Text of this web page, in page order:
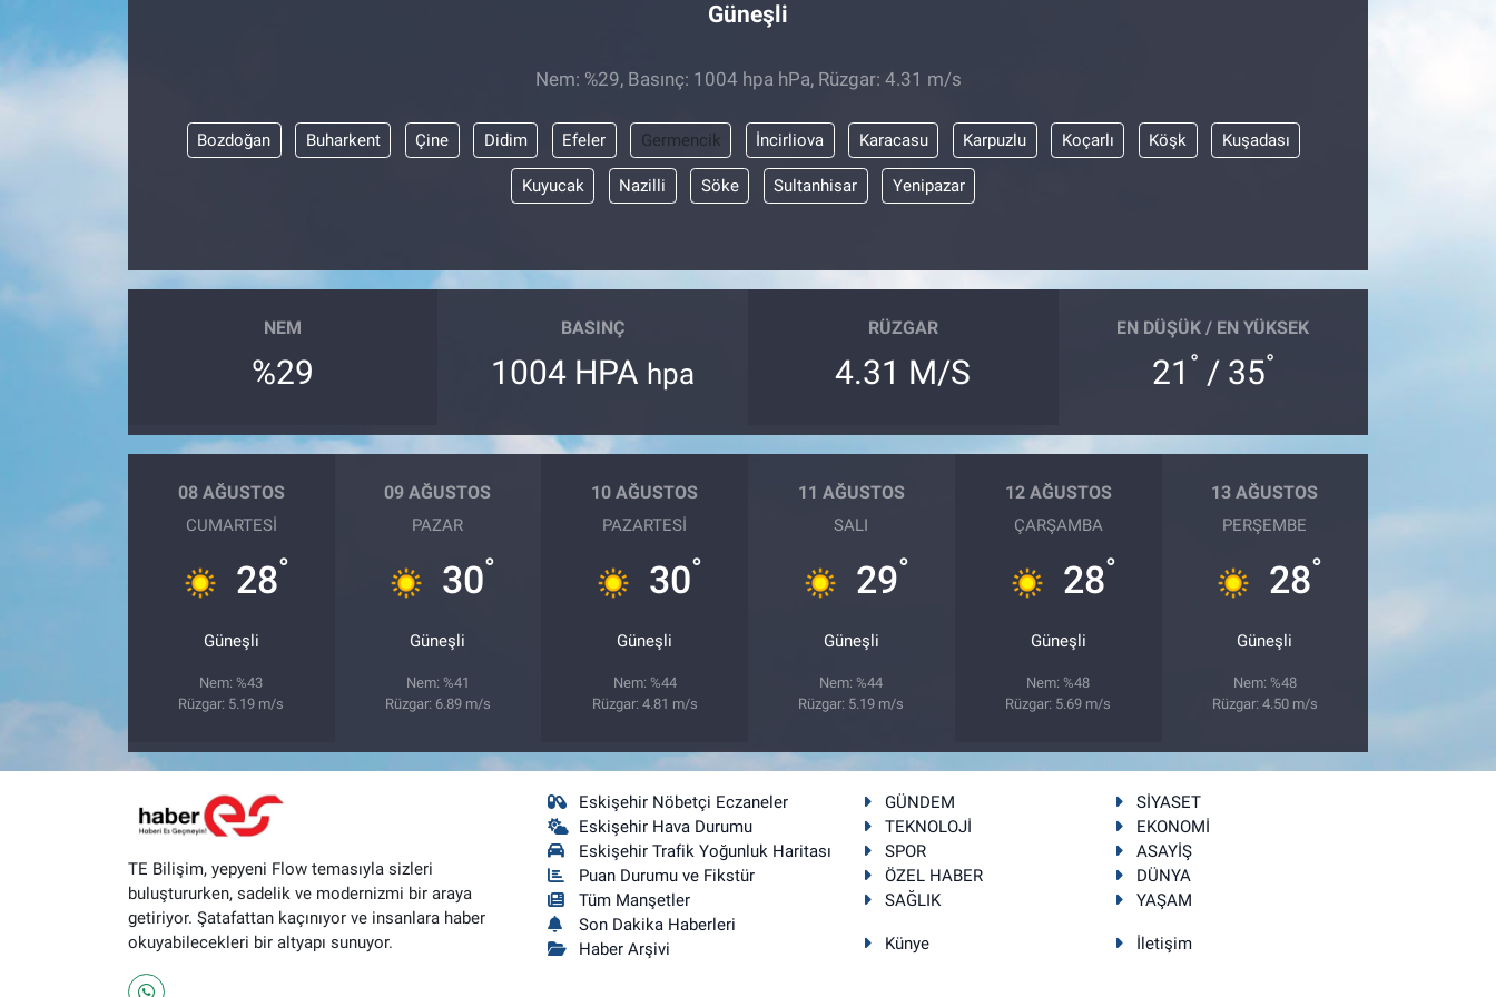
Güneşli
Nem: %29, Basınç: 1004 hpa hPa, Rüzgar: 4.31 m/s
Bozdoğan Buharkent Çine Didim Efeler Germencik İncirliova Karacasu Karpuzlu Koçarlı Köşk Kuşadası
Kuyucak Nazilli Söke Sultanhisar Yenipazar
NEM
%29
BASINÇ
1004 HPA hpa
RÜZGAR
4.31 M/S
EN DÜŞÜK / EN YÜKSEK
21 ° / 35°
08 AĞUSTOS
CUMARTESI
28°
Güneşli
Nem: %43
Rüzgar: 5.19 m/s
09 AĞUSTOS
PAZAR
30°
Güneşli
Nem: %41
Rüzgar: 6.89 m/s
10 AĞUSTOS
PAZARTESI
30°
Güneşli
Nem: %44
Rüzgar: 4.81 m/s
11 AĞUSTOS
SALI
29°
Güneşli
Nem: %44
Rüzgar: 5.19 m/s
12 AĞUSTOS
ÇARŞAMBA
28°
Güneşli
Nem: %48
Rüzgar: 5.69 m/s
13 AĞUSTOS
PERŞEMBE
28°
Güneşli
Nem: %48
Rüzgar: 4.50 m/s
TE Bilişim, yepyeni Flow temasıyla sizleri
buluştururken, sadelik ve modernizmi bir araya
getiriyor. Şatafattan kaçınıyor ve insanlara haber
okuyabilecekleri bir altyapı sunuyor.
Eskişehir Nöbetçi Eczaneler
Eskişehir Hava Durumu
Eskişehir Trafik Yoğunluk Haritası
Puan Durumu ve Fikstür
Tüm Manşetler
Son Dakika Haberleri
Haber Arşivi
GÜNDEM
SİYASET
TEKNOLOJİ
EKONOMİ
SPOR
ASAYİŞ
ÖZEL HABER
DÜNYA
SAĞLIK
YAŞAM
Künye İletişim
ASAYİŞ